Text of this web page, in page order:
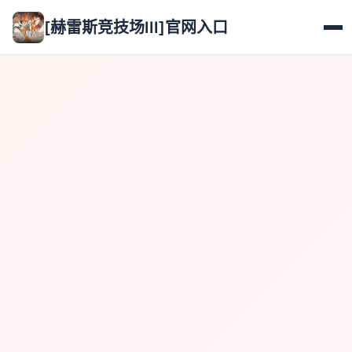
[赫雷斯竞技场III]官网入口